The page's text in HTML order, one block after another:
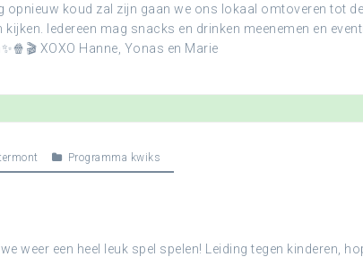
opnieuw koud zal zijn gaan we ons lokaal omtoveren tot de
Iedereen mag snacks en drinken meenemen en
XOXO Hanne, Yonas en Marie
Programma kwiks
weer een heel leuk spel spelen! Leiding tegen kinderen,